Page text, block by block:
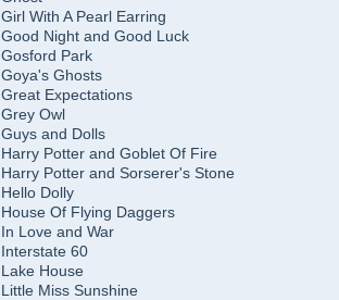
Girl With A Pearl Earring
Good Night and Good Luck
Gosford Park
Goya's Ghosts
Great Expectations
Grey Owl
Guys and Dolls
Harry Potter and Goblet Of Fire
Harry Potter and Sorserer's Stone
Hello Dolly
House Of Flying Daggers
In Love and War
Interstate 60
Lake House
Little Miss Sunshine